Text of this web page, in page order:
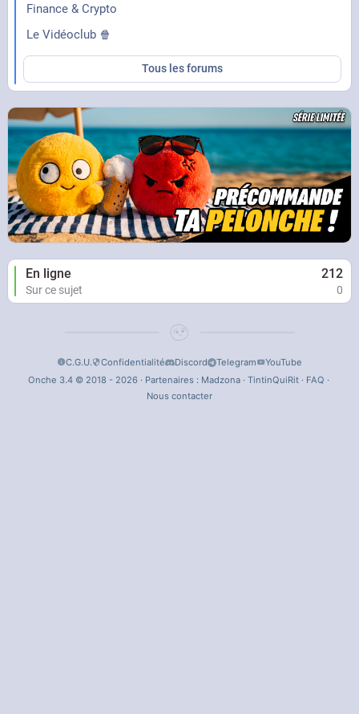
Finance & Crypto
Le Vidéoclub 🍿
Tous les forums
En ligne 212
Sur ce sujet 0
C.G.U. Confidentialité Discord Telegram
YouTube
Onche 3.4 © 2018 - 2026 · Partenaires : Madzona· TintinQuiRit· FAQ ·
Nous contacter